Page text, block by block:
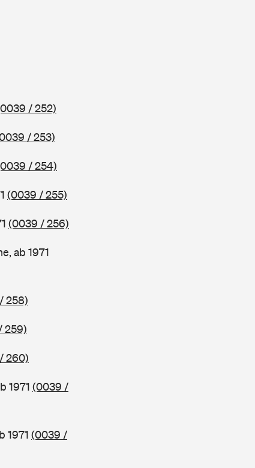
/ 252)
/ 253)
/ 254)
(0039 / 255)
(0039 / 256)
ab 1971
258)
259)
260)
1971 (0039 /
1971 (0039 /